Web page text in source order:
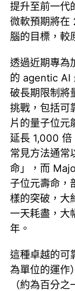
提升至前一代
微軟預期將在
腦的目標，較
透過近期專為
的 agentic AI
破長期限制將
挑戰，包括可
片的量子位元
延長 1,000 倍
常見方法通常
命」，而
子位元壽命，
樣的突破，大
一天耗盡，大
年。
這種卓越的可
為單位的運作
（約為百分